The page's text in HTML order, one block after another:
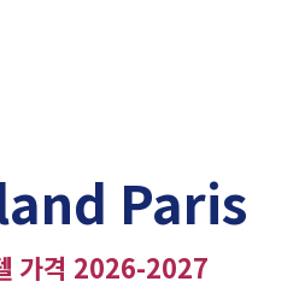
Paris
가격 2026-2027